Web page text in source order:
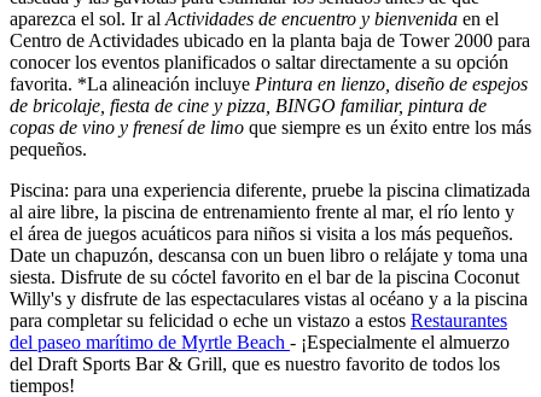
aparezca el sol. Ir al Actividades de encuentro y bienvenida en el
Centro de Actividades ubicado en la planta baja de Tower 2000 para
conocer los eventos planificados o saltar directamente a su opción
favorita. *La alineación incluye Pintura en lienzo, diseño de espejos
de bricolaje, fiesta de cine y pizza, BINGO familiar, pintura de
copas de vino y frenesí de limo que siempre es un éxito entre los más
pequeños.
Piscina: para una experiencia diferente, pruebe la piscina climatizada
al aire libre, la piscina de entrenamiento frente al mar, el río lento y
el área de juegos acuáticos para niños si visita a los más pequeños.
Date un chapuzón, descansa con un buen libro o relájate y toma una
siesta. Disfrute de su cóctel favorito en el bar de la piscina Coconut
Willy's y disfrute de las espectaculares vistas al océano y a la piscina
para completar su felicidad o eche un vistazo a estos Restaurantes
del paseo marítimo de Myrtle Beach - ¡Especialmente el almuerzo
del Draft Sports Bar & Grill, que es nuestro favorito de todos los
tiempos!